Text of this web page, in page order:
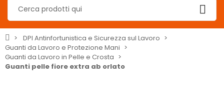
DPI Antinfortunistica e Sicurezza sul Lavoro
Guanti da Lavoro e Protezione Mani
Guanti da Lavoro in Pelle e Crosta
Guanti pelle fiore extra ab orlato